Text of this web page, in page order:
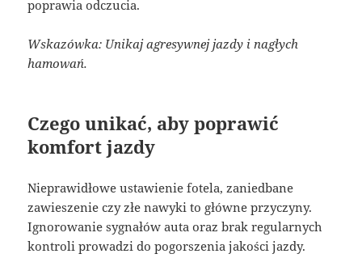
poprawia odczucia.
Wskazówka: Unikaj agresywnej jazdy i nagłych
hamowań.
Czego unikać, aby poprawić
komfort jazdy
Nieprawidłowe ustawienie fotela, zaniedbane
zawieszenie czy złe nawyki to główne przyczyny.
Ignorowanie sygnałów auta oraz brak regularnych
kontroli prowadzi do pogorszenia jakości jazdy.